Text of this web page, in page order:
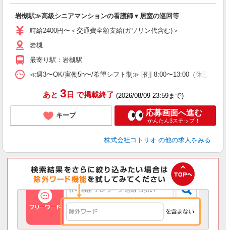
岩槻駅≫高級シニアマンションの看護師▼居室の巡回等
時給2400円〜＜交通費全額支給(ガソリン代含む)＞
岩槻
最寄り駅：岩槻駅
≪週3〜OK/実働5h〜/希望シフト制≫ [例] 8:00〜13:00（休憩なし
あと 3 日 で掲載終了 (2026/08/09 23:59まで)
キープ 応募画面へ進む
かんたん3ステップ！
株式会社コトリオ の他の求人をみる